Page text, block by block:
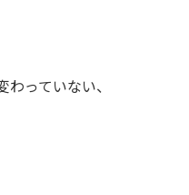
わっていない、